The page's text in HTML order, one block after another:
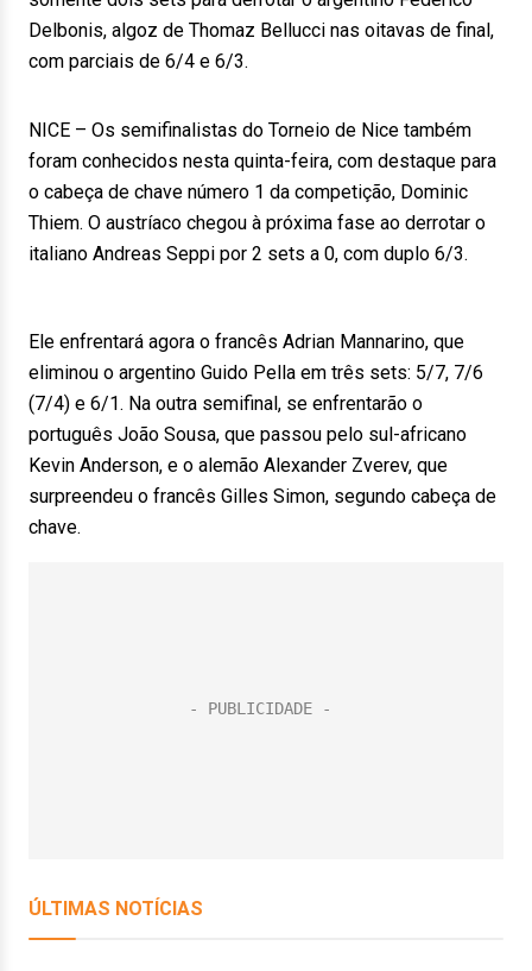
Delbonis, algoz de Thomaz Bellucci nas oitavas de final,
com parciais de 6/4 e 6/3.
NICE – Os semifinalistas do Torneio de Nice também
foram conhecidos nesta quinta-feira, com destaque para
o cabeça de chave número 1 da competição, Dominic
Thiem. O austríaco chegou à próxima fase ao derrotar o
italiano Andreas Seppi por 2 sets a 0, com duplo 6/3.
Ele enfrentará agora o francês Adrian Mannarino, que
eliminou o argentino Guido Pella em três sets: 5/7, 7/6
(7/4) e 6/1. Na outra semifinal, se enfrentarão o
português João Sousa, que passou pelo sul-africano
Kevin Anderson, e o alemão Alexander Zverev, que
surpreendeu o francês Gilles Simon, segundo cabeça de
chave.